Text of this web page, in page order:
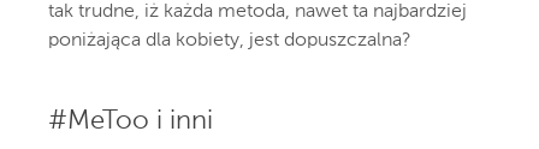
tak trudne, iż każda metoda, nawet ta najbardziej
poniżająca dla kobiety, jest dopuszczalna?
#MeToo i inni